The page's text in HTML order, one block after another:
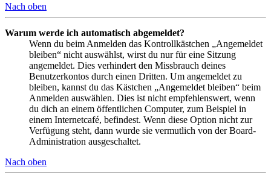
Nach oben
Warum werde ich automatisch abgemeldet?
Wenn du beim Anmelden das Kontrollkästchen „Angemeldet
bleiben“ nicht auswählst, wirst du nur für eine Sitzung
angemeldet. Dies verhindert den Missbrauch deines
Benutzerkontos durch einen Dritten. Um angemeldet zu
bleiben, kannst du das Kästchen „Angemeldet bleiben“ beim
Anmelden auswählen. Dies ist nicht empfehlenswert, wenn
du dich an einem öffentlichen Computer, zum Beispiel in
einem Internetcafé, befindest. Wenn diese Option nicht zur
Verfügung steht, dann wurde sie vermutlich von der Board-
Administration ausgeschaltet.
Nach oben